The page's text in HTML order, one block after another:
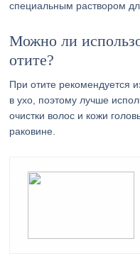
специальным раствором
Можно ли
отите?
При отите рекомендуется
в ухо, поэтому лучше
очистки волос и кожи
раковине.